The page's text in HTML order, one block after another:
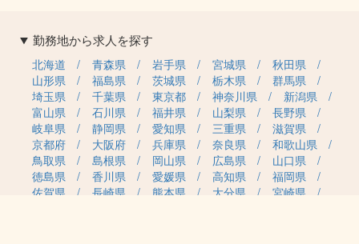
勤務地から求人を探す
北海道 青森県 岩手県 宮城県
秋田県
山形県
福島県 茨城県 栃木県
群馬県
埼玉県
千葉県 東京都 神奈川県
新潟県
富山県
石川県 福井県 山梨県
長野県
岐阜県
静岡県 愛知県 三重県
滋賀県
京都府
大阪府 兵庫県 奈良県
和歌山県
鳥取県
島根県 岡山県 広島県
山口県
徳島県
香川県 愛媛県 高知県
福岡県
佐賀県
長崎県 熊本県 大分県
宮崎県